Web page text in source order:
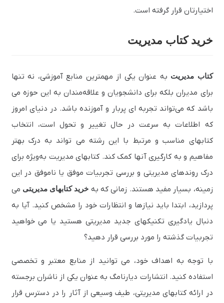
اختیارتان قرار گرفته است.
خرید کتاب مدیریت
کتاب‌ مدیریت به عنوان یکی از مهمترین منابع آموزشی، نه تنها
برای مدیران بلکه برای دانشجویان و علاقه‌مندان به این حوزه می
باشد که می‌تواند تجربه‌ ای پربار و آموزنده باشد. در دنیای امروز
که اطلاعات به سرعت در حال تغییر و تحول است، انتخاب
کتابهای مناسب و مرتبط با این رشته می‌ تواند به درک بهتر
مفاهیم و به‌ کارگیری آنها کمک کند. کتابهای مدیریت به‌ویژه برای
درک روندهای مدیریتی و بررسی تجربیات موفق یا ناموفق در این
زمینه، بسیار مفید هستند. زمانی که به خرید کتابهای مدیریتی می‌
پردازید، ابتدا باید نیازها و انتظارات خود را مشخص کنید. آیا به
دنبال یادگیری تکنیکهای جدید مدیریتی هستید یا می‌ خواهید
تجربیات گذشته را مورد بررسی قرار دهید؟
با توجه به اهداف خود، می‌ توانید از منابع معتبر و تخصصی
استفاده کنید. انتشارات دیارنامگ به عنوان یکی از ناشران برجسته
در ارائه کتابهای مدیریتی، طیف وسیعی از آثار را در دسترس قرار